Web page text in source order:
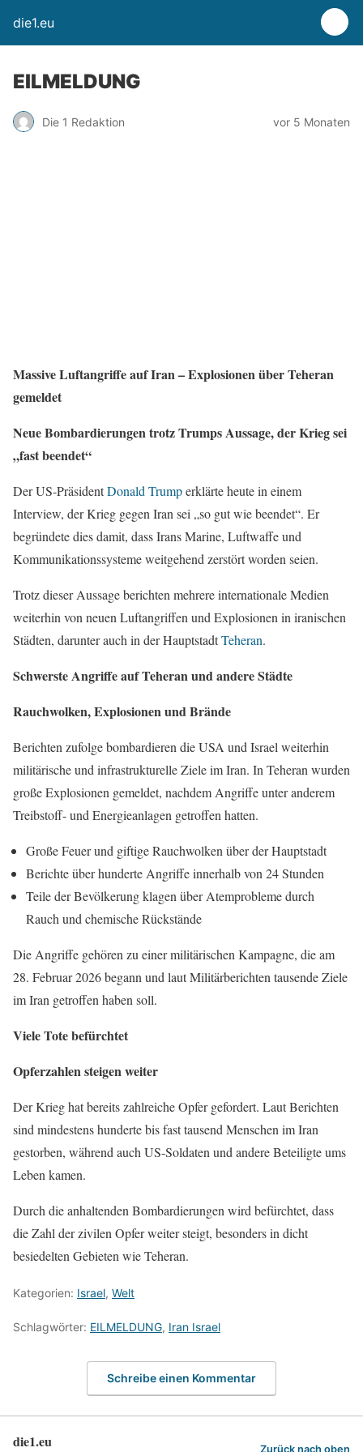
die1.eu
EILMELDUNG
Die 1 Redaktion vor 5 Monaten
Massive Luftangriffe auf Iran – Explosionen über Teheran
gemeldet
Neue Bombardierungen trotz Trumps Aussage, der Krieg sei
„fast beendet“
Der US-PräsidentDonald Trumperklärte heute in einem
Interview, der Krieg gegen Iran sei „so gut wie beendet“. Er
begründete dies damit, dass Irans Marine, Luftwaffe und
Kommunikationssysteme weitgehend zerstört worden seien.
Trotz dieser Aussage berichten mehrere internationale Medien
weiterhin von neuen Luftangriffen und Explosionen in iranischen
Städten, darunter auch in der HauptstadtTeheran.
Schwerste Angriffe auf Teheran und andere Städte
Rauchwolken, Explosionen und Brände
Berichten zufolge bombardieren die USA und Israel weiterhin
militärische und infrastrukturelle Ziele im Iran. In Teheran wurden
große Explosionen gemeldet, nachdem Angriffe unter anderem
Treibstoff- und Energieanlagen getroffen hatten.
Große Feuer und giftige Rauchwolken über der Hauptstadt
Berichte über hunderte Angriffe innerhalb von 24 Stunden
Teile der Bevölkerung klagen über Atemprobleme durch
Rauch und chemische Rückstände
Die Angriffe gehören zu einer militärischen Kampagne, die am
28. Februar 2026 begann und laut Militärberichten tausende Ziele
im Iran getroffen haben soll.
Viele Tote befürchtet
Opferzahlen steigen weiter
Der Krieg hat bereits zahlreiche Opfer gefordert. Laut Berichten
sind mindestens hunderte bis fast tausend Menschen im Iran
gestorben, während auch US-Soldaten und andere Beteiligte ums
Leben kamen.
Durch die anhaltenden Bombardierungen wird befürchtet, dass
die Zahl der zivilen Opfer weiter steigt, besonders in dicht
besiedelten Gebieten wie Teheran.
Kategorien: Israel, Welt
Schlagwörter: EILMELDUNG, Iran Israel
Schreibe einen Kommentar
die1.eu Zurück nach oben